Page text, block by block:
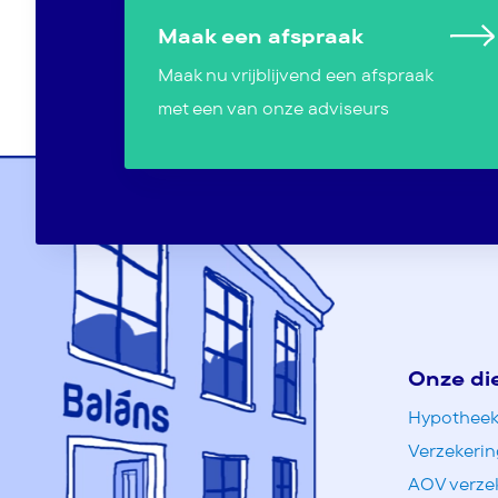
Maak een afspraak
Maak nu vrijblijvend een afspraak
met een van onze adviseurs
Onze
AOV